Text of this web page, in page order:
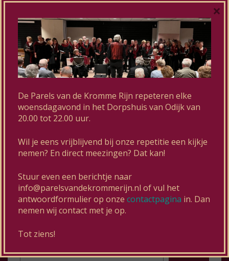
Niet Gecategoriseerd Optredens
Bericht
navigatie
VORIGE
Muziekfestival Puur Wijks
Optreden Tijdens Tuinbraderie Odijk
Reacties zijn gesloten.
De Parels van de Kromme Rijn repeteren elke
woensdagavond in het Dorpshuis van Odijk van
20.00 tot 22.00 uur.
Wil je eens vrijblijvend bij onze repetitie een kijkje
nemen? En direct meezingen? Dat kan!
Stuur even een berichtje naar
info@parelsvandekrommerijn.nl of vul het
antwoordformulier op onze contactpagina in. Dan
nemen wij contact met je op.
Tot ziens!
×